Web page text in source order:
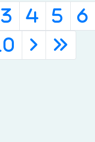
3 4 5
6
› »